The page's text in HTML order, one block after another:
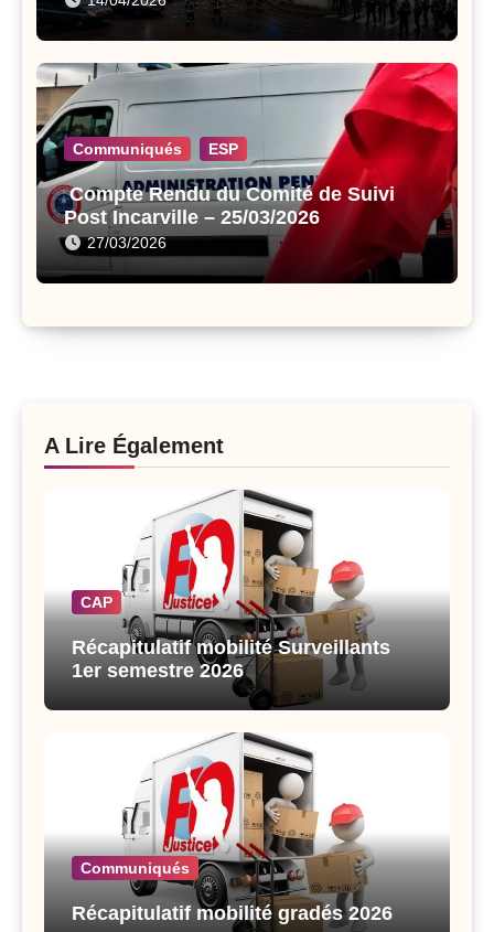
Communiqués ESP
Compte Rendu du Comité de Suivi
Post Incarville – 25/03/2026
27/03/2026
A Lire Également
CAP
Récapitulatif mobilité Surveillants
1er semestre 2026
Communiqués
Récapitulatif mobilité gradés 2026